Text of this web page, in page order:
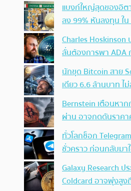
แบงก์ใหญ่สุดของอิต
ลง 99% หันลงทุน ใ
Charles
ลั่นต้องการพา ADA
นักขุด Bitcoin สาย
เดียว 6.6 ล้านบาท
Bernstein เตือนหาก
ผ่าน อาจกดดันราคา
ทั่วโลกช็อก
ชั่วคราว ก่อนกลับมา
Galaxy Research ป
Coldcard อาจพุ่งสูง